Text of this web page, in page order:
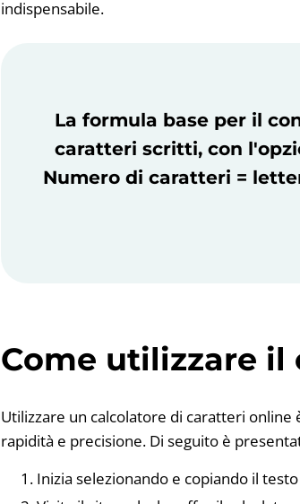
indispensabile.
La formula base per il
caratteri scritti, con
Numero di caratteri =
Come utilizzare
Utilizzare un calcolatore di caratteri
rapidità e precisione. Di seguito è
Inizia selezionando e copiando il